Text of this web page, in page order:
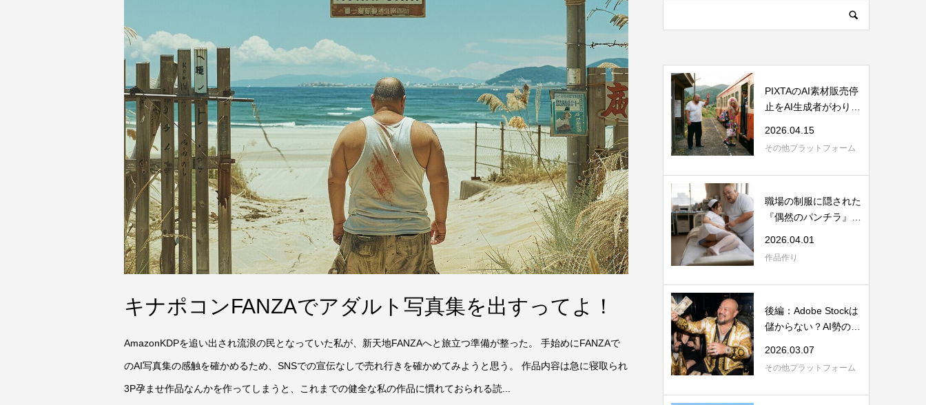
キナポコンFANZAでアダルト写真集を出すってよ！
AmazonKDPを追い出され流浪の民となっていた私が、新天地FANZAへと旅立つ準備が整った。 手始めにFANZAで
のAI写真集の感触を確かめるため、SNSでの宣伝なしで売れ行きを確かめてみようと思う。 作品内容は急に寝取られ
3P孕ませ作品なんかを作ってしまうと、これまでの健全な私の作品に慣れておられる読...
PIXTAのAI素材販売停
止をAI生成者がわりと
2026.04.15
その他プラットフォーム
職場の制服に隠された
『偶然のパンチラ』こ
2026.04.01
作品作り
後編：Adobe Stockは
儲からない？AI勢の売
2026.03.07
その他プラットフォーム